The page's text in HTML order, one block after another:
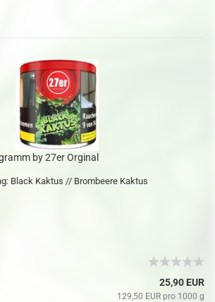
by 27er Orginal
Black Kaktus // Brombeere Kaktus
25,90 EUR
129,50 EUR pro 1000 g